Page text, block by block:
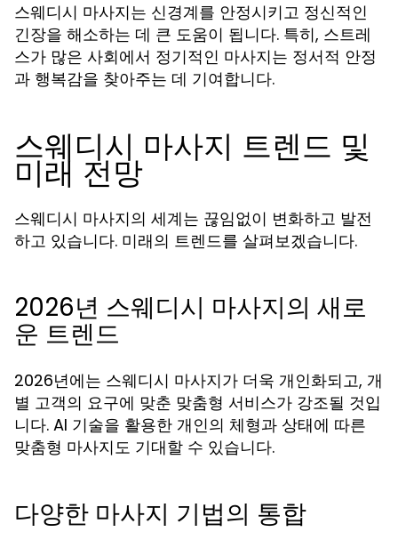
스웨디시 마사지는 신경계를 안정시키고 정신적인
긴장을 해소하는 데 큰 도움이 됩니다. 특히, 스트레
스가 많은 사회에서 정기적인 마사지는 정서적 안정
과 행복감을 찾아주는 데 기여합니다.
스웨디시 마사지 트렌드 및
미래 전망
스웨디시 마사지의 세계는 끊임없이 변화하고 발전
하고 있습니다. 미래의 트렌드를 살펴보겠습니다.
2026년 스웨디시 마사지의 새로
운 트렌드
2026년에는 스웨디시 마사지가 더욱 개인화되고, 개
별 고객의 요구에 맞춘 맞춤형 서비스가 강조될 것입
니다. AI 기술을 활용한 개인의 체형과 상태에 따른
맞춤형 마사지도 기대할 수 있습니다.
다양한 마사지 기법의 통합